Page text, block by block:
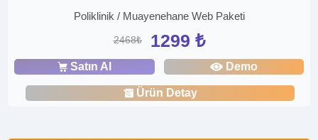
Poliklinik / Muayenehane Web Paketi
2468₺ 1299 ₺
Satın Al Demo
Ürün Detay